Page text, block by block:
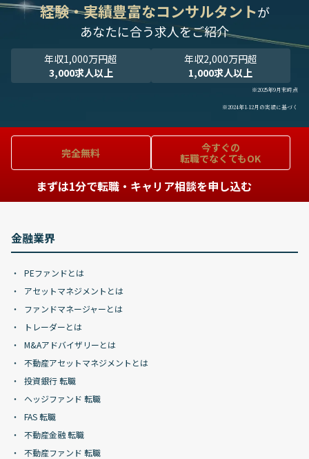
経験・実績豊富なコンサルタントが
あなたに合う求人をご紹介
年収1,000万円超
3,000求人以上
年収2,000万円超
1,000求人以上
※2025年9月末時点
※2024年1-12月の実績に基づく
完全無料
今すぐの
転職でなくてもOK
まずは1分で転職・キャリア相談を申し込む
金融業界
PEファンドとは
アセットマネジメントとは
ファンドマネージャーとは
トレーダーとは
M&Aアドバイザリーとは
不動産アセットマネジメントとは
投資銀行 転職
ヘッジファンド 転職
FAS 転職
不動産金融 転職
不動産ファンド 転職